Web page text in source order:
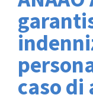
caso di